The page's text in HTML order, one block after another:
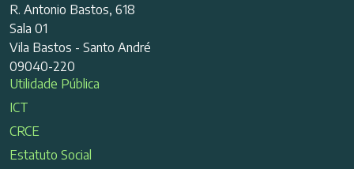
R. Antonio Bastos, 618
Sala 01
Vila Bastos - Santo André
09040-220
Utilidade Pública
ICT
CRCE
Estatuto Social